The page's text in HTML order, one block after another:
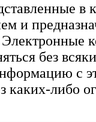
в
и
без
с
каких-либо